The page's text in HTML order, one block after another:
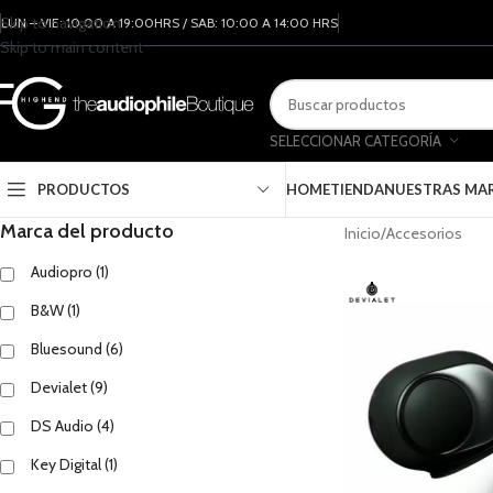
Skip to navigation
Skip to main content
LUN – VIE: 10:00 A 19:00HRS / SAB: 10:00 A 14:00 HRS
SELECCIONAR CATEGORÍA
PRODUCTOS HOMETIENDANUESTRAS
Marca del producto
Audiopro (1)
B&W(1)
Bluesound (6)
Devialet(9)
DS Audio (4)
Key Digital(1)
Inicio Accesorios